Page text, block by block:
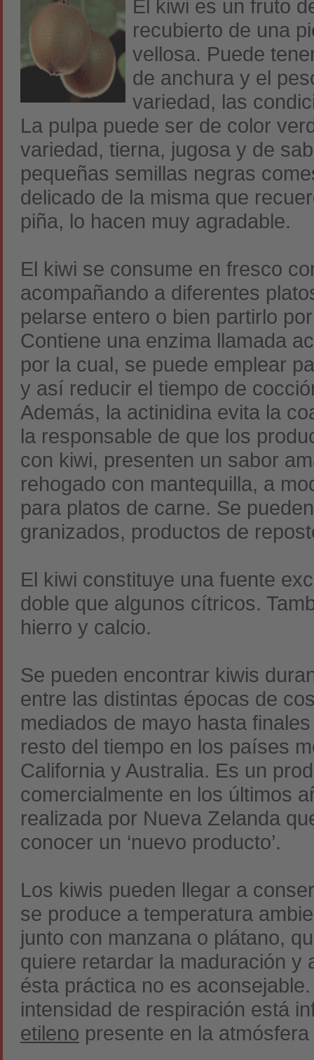
El kiwi es un fruto
recubierto de una
vellosa. Puede
de anchura y el
variedad, las
La pulpa puede ser de color
variedad, tierna, jugosa y de
pequeñas semillas negras
delicado de la misma que
piña, lo hacen muy agradable.
El kiwi se consume en fresco
acompañando a diferentes
pelarse entero o bien partirlo
Contiene una enzima llamada
por la cual, se puede emplear
y así reducir el tiempo de
Además, la actinidina evita la
la responsable de que los
con kiwi, presenten un sabor
rehogado con mantequilla, a
para platos de carne. Se
granizados, productos de
El kiwi constituye una fuente
doble que algunos cítricos.
hierro y calcio.
Se pueden encontrar kiwis
entre las distintas épocas de
mediados de mayo hasta
resto del tiempo en los países
California y Australia. Es un
comercialmente en los últimos
realizada por Nueva Zelanda
conocer un ‘nuevo producto’.
Los kiwis pueden llegar a
se produce a temperatura
junto con manzana o plátano,
quiere retardar la maduración y
ésta práctica no es
intensidad de respiración está
etileno presente en la